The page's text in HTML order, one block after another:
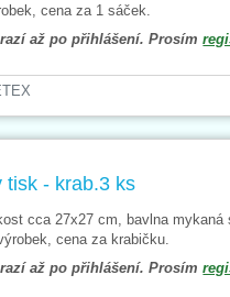
cena za 1 sáček.
až po přihlášení. Prosím
tisk - krab.3 ks
cca 27x27 cm, bavlna mykaná
cena za krabičku.
až po přihlášení. Prosím